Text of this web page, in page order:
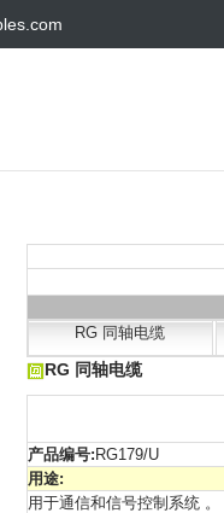
RG 同轴电缆
RG 同轴电缆
产品编号: RG179/U
用途:
用于通信和信号控制系统 。